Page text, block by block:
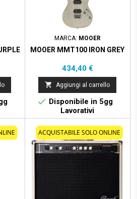
MARCA: MOOER
MOOER MMT100 IRON GREY
Prezzo
434,40 €
 Aggiungi al carrello
 Disponibile in 5gg
Lavorativi
ACQUISTABILE SOLO ONLINE